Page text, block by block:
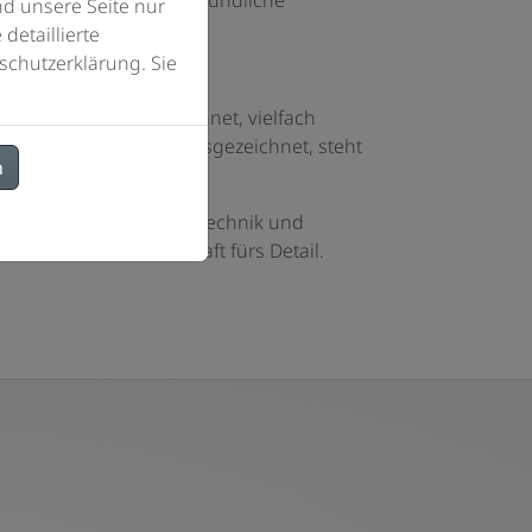
Mehrfach ausgezeichnet, vielfach
dem Plus X Award ausgezeichnet, steht
Design, smarte Technik und
auf Leidenschaft fürs Detail.
unsere Seite nur
detaillierte
Sie